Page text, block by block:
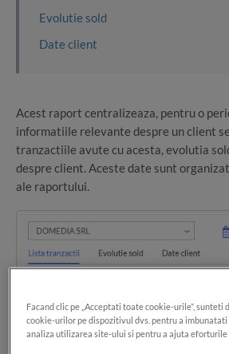
Evolutie sold
Date client
Acest raport centralizeaza, pentru o
informatiile relevante despre un client
tranzactiile avute cu acesta, evolutia
despre client. Aceste date sunt
ale raportului.
Din butonul Filtrare , poti aplica filtre
Facand clic pe „Acceptati toate cookie-urile”, sunteti
cookie-urilor pe dispozitivul dvs. pentru a imbunatati
analiza utilizarea site-ului si pentru a ajuta eforturile